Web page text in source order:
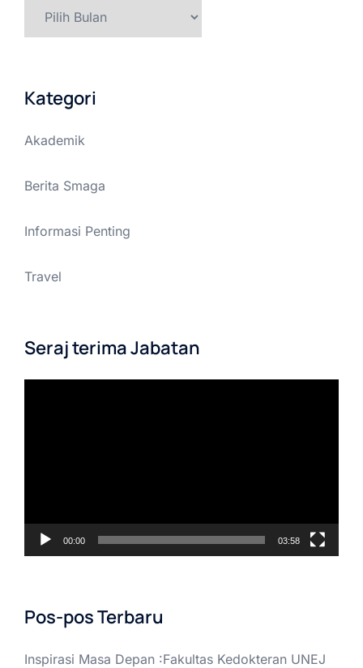
Kategori
Akademik
Berita Smaga
Informasi Penting
Travel
Seraj terima Jabatan
00:00 03:58
Pos-pos Terbaru
Inspirasi Masa Depan :Fakultas Kedokteran UNEJ